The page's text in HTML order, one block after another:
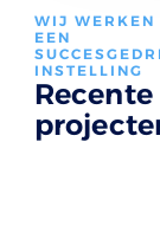
WIJ WERKEN
EEN
INSTELLING
Recente